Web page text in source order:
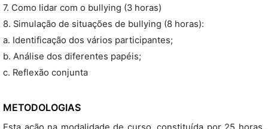
7. Como lidar com o bullying (3 horas)
8. Simulação de situações de bullying (8 horas):
a. Identificação dos vários participantes;
b. Análise dos diferentes papéis;
c. Reflexão conjunta
METODOLOGIAS